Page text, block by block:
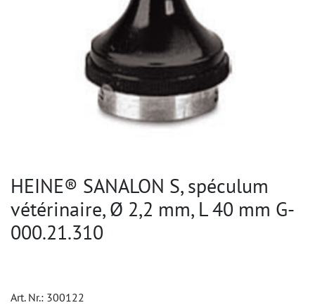
HEINE® SANALON S, spéculum
vétérinaire, Ø 2,2 mm, L 40 mm G-
000.21.310
Art. Nr.: 300122